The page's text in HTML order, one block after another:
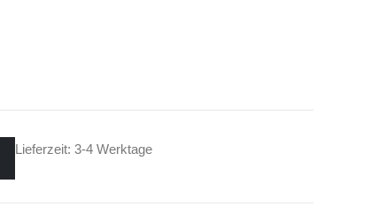
Lieferzeit: 3-4 Werktage